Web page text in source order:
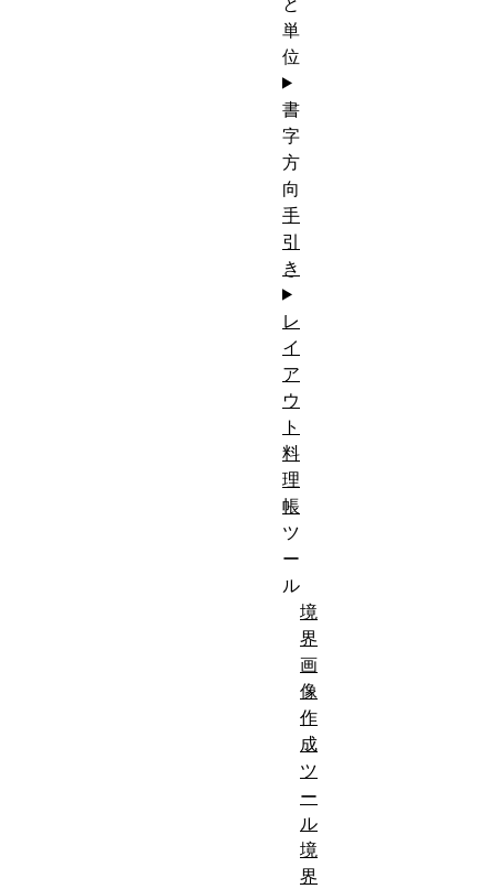
単
位
書
字
方
向
手
引
き
レ
イ
ア
ウ
ト
料
理
帳
ツ
ー
ル
境
界
画
像
作
成
ツ
ー
ル
境
界